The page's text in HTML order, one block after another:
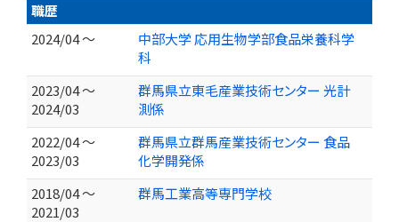
職歴
2024/04 ～
中部大学 応用生物学部食品栄養科学
科
2023/04 ～
2024/03
群馬県立東毛産業技術センター 光計
測係
2022/04 ～
2023/03
群馬県立群馬産業技術センター 食品
化学開発係
2018/04 ～
2021/03
群馬工業高等専門学校